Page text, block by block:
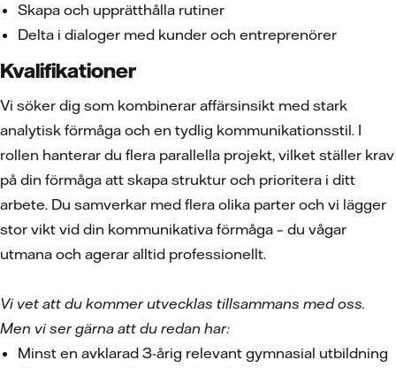
Skapa och upprätthålla rutiner
Delta i dialoger med kunder och entreprenörer
Kvalifikationer
Vi söker dig som kombinerar affärsinsikt med stark
analytisk förmåga och en tydlig kommunikationsstil. I
rollen hanterar du flera parallella projekt, vilket ställer krav
på din förmåga att skapa struktur och prioritera i ditt
arbete. Du samverkar med flera olika parter och vi lägger
stor vikt vid din kommunikativa förmåga – du vågar
utmana och agerar alltid professionellt.
Vi vet att du kommer utvecklas tillsammans med oss.
Men vi ser gärna att du redan har:
Minst en avklarad 3-årig relevant gymnasial utbildning